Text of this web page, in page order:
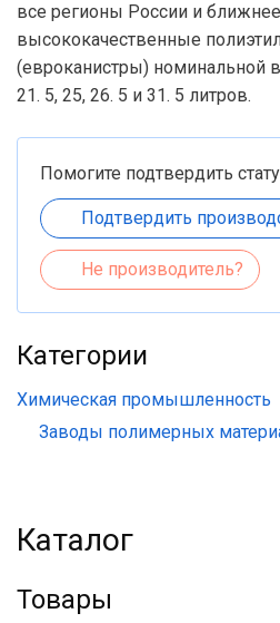
все регионы России и
высококачественные
(евроканистры) номинальной
21. 5, 25, 26. 5 и 31. 5 литров.
Помогите подтвердить
Подтвердить
Не производитель?
Категории
Химическая промышленность
Заводы полимерных
Каталог
Товары